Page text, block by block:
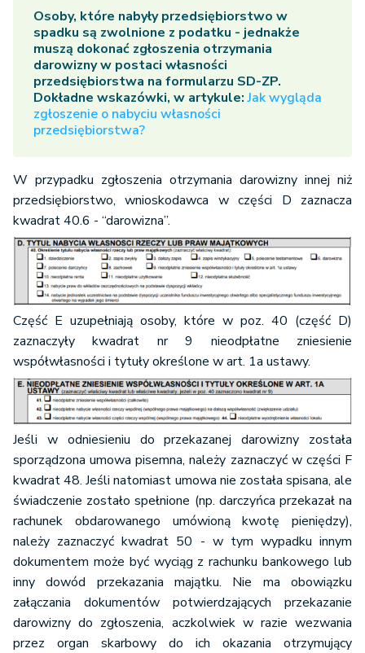
Osoby, które nabyły przedsiębiorstwo w
spadku są zwolnione z podatku - jednakże
muszą dokonać zgłoszenia otrzymania
darowizny w postaci własności
przedsiębiorstwa na formularzu SD-ZP.
Dokładne wskazówki, w artykule:Jak wygląda
zgłoszenie o nabyciu własności
przedsiębiorstwa?
W przypadku zgłoszenia otrzymania darowizny innej niż
przedsiębiorstwo, wnioskodawca w części D zaznacza
kwadrat 40.6 - “darowizna”.
Część E uzupełniają osoby, które w poz. 40 (część D)
zaznaczyły kwadrat nr 9 nieodpłatne zniesienie
współwłasności i tytuły określone w art. 1a ustawy.
Jeśli w odniesieniu do przekazanej darowizny została
sporządzona umowa pisemna, należy zaznaczyć w części F
kwadrat 48. Jeśli natomiast umowa nie została spisana, ale
świadczenie zostało spełnione (np. darczyńca przekazał na
rachunek obdarowanego umówioną kwotę pieniędzy),
należy zaznaczyć kwadrat 50 - w tym wypadku innym
dokumentem może być wyciąg z rachunku bankowego lub
inny dowód przekazania majątku. Nie ma obowiązku
załączania dokumentów potwierdzających przekazanie
darowizny do zgłoszenia, aczkolwiek w razie wezwania
przez organ skarbowy do ich okazania otrzymujący